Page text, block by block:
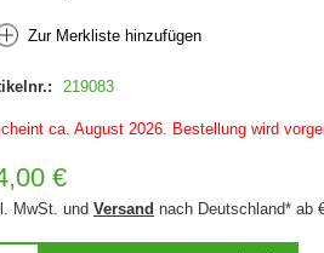
Zur Merkliste hinzufügen
219083
ca. August 2026. Bestellung wird
€
MwSt. und Versand nach Deutschland* ab